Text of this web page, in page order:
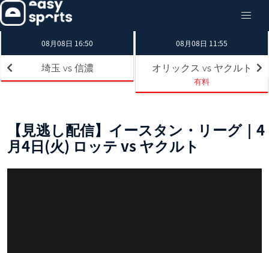
08月08日 16:50
埼玉 vs 信濃
08月08日 11:55
オリックス vs ヤクルト
有料
【見逃し配信】イースタン・リーグ｜4
月4日(火) ロッテ vs ヤクルト